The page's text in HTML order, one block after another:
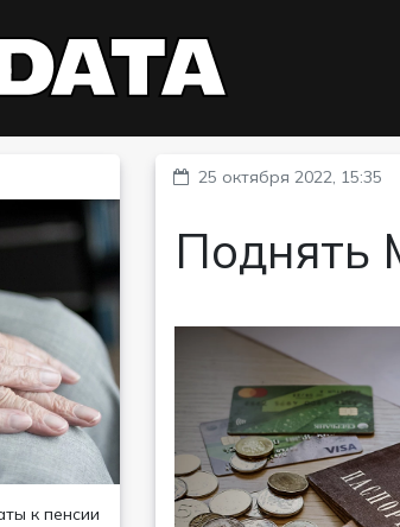
к пенсии
25 октября 2022, 15:35
Поднять